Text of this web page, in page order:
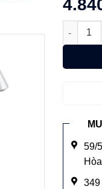
wishlist
Vòi
59/
349